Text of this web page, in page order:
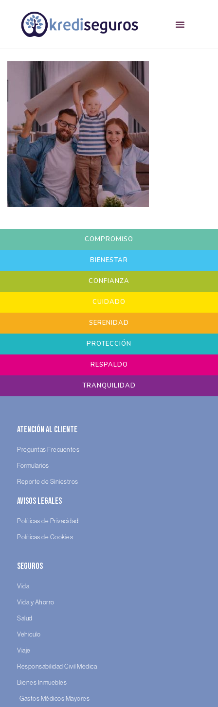
COMPROMISO
BIENESTAR
CONFIANZA
CUIDADO
SERENIDAD
PROTECCIÓN
RESPALDO
TRANQUILIDAD
Atención al Cliente
Preguntas Frecuentes
Formularios
Reporte de Siniestros
Avisos legales
Políticas de Privacidad
Políticas de Cookies
Seguros
Vida
Vida y Ahorro
Salud
Vehículo
Viaje
Responsabilidad Civil Médica
Bienes Inmuebles
Gastos Médicos Mayores